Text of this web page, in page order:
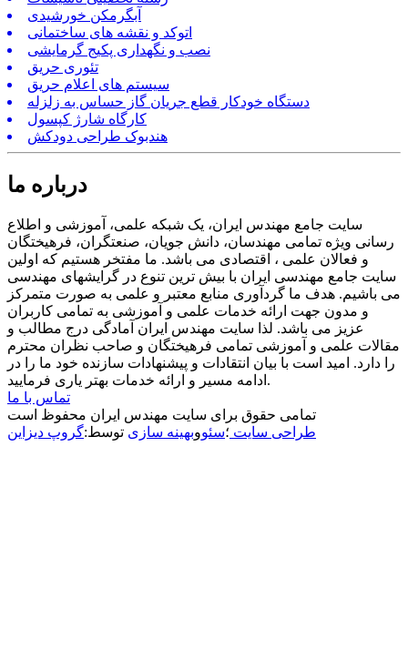
آبگرمکن خورشیدی
اتوکد و نقشه های ساختمانی
نصب و نگهداری پکیج گرمایشی
تئوری حریق
سیستم های اعلام حریق
دستگاه خودکار قطع جریان گاز حساس به زلزله
کارگاه شارژ کپسول
هندبوک طراحی دودکش
درباره ما
سایت جامع مهندس ایران، یک شبکه علمی، آموزشی و اطلاع
رسانی ویژه تمامی مهندسان، دانش جویان، صنعتگران، فرهیختگان
و فعالان علمی ، اقتصادی می باشد. ما مفتخر هستیم که اولین
سایت جامع مهندسی ایران با بیش ترین تنوع در گرایشهای مهندسی
می باشیم. هدف ما گردآوری منابع معتبر و علمی به صورت متمرکز
و مدون جهت ارائه خدمات علمی و آموزشی به تمامی کاربران
عزیز می باشد. لذا سایت مهندس ایران آمادگی درج مطالب و
مقالات علمی و آموزشی تمامی فرهیختگان و صاحب نظران محترم
را دارد. امید است با بیان انتقادات و پیشنهادات سازنده خود ما را در
ادامه مسیر و ارائه خدمات بهتر یاری فرمایید.
تماس با ما
تمامی حقوق برای سایت مهندس ایران محفوظ است
طراحی سایت ؛سئووبهینه سازی توسط:گروپ دیزاین